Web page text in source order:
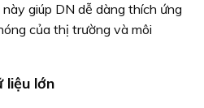
giúp DN dễ dàng thích ứng
của thị trường và môi
liệu lớn